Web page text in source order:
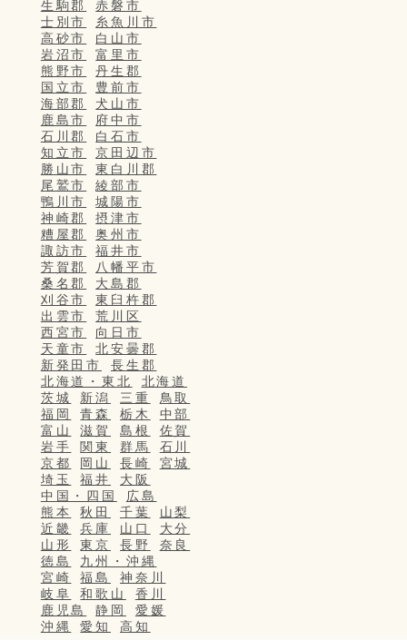
生駒郡
赤磐市
士別市
糸魚川市
高砂市
白山市
岩沼市
富里市
熊野市
丹生郡
国立市
豊前市
海部郡
犬山市
鹿島市
府中市
石川郡
白石市
知立市
京田辺市
勝山市
東白川郡
尾鷲市
綾部市
鴨川市
城陽市
神崎郡
摂津市
糟屋郡
奥州市
諏訪市
福井市
芳賀郡
八幡平市
桑名郡
大島郡
刈谷市
東臼杵郡
出雲市
荒川区
西宮市
向日市
天童市
北安曇郡
新発田市
長生郡
北海道・東北
北海道
茨城
新潟 三重
鳥取
福岡
青森 栃木
中部
富山
滋賀 島根
佐賀
岩手
関東 群馬
石川
京都
岡山 長崎
宮城
埼玉
福井
大阪
中国・四国
広島
熊本
秋田 千葉
山梨
近畿
兵庫 山口
大分
山形
東京 長野
奈良
徳島
九州・沖縄
宮崎
福島
神奈川
岐阜
和歌山
香川
鹿児島
静岡
愛媛
沖縄
愛知 高知